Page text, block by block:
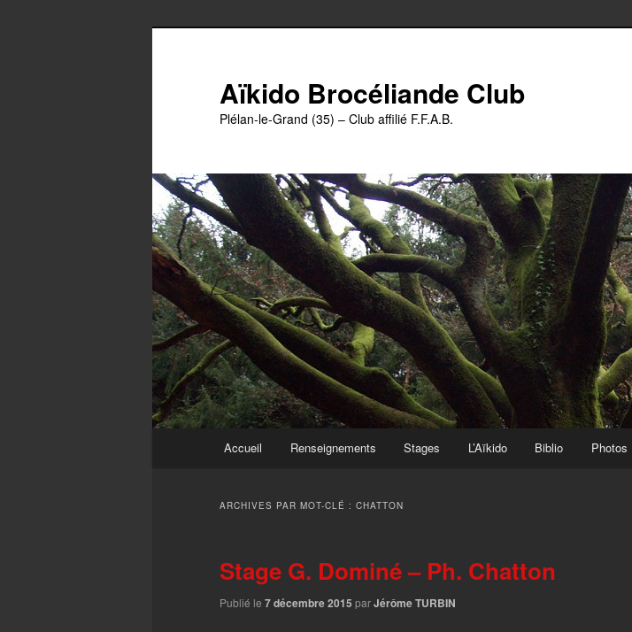
Aïkido Brocéliande Club
Plélan-le-Grand (35) – Club affilié F.F.A.B.
Accueil Renseignements Stages L’Aïkido Biblio Photos
ARCHIVES PAR MOT-CLÉ : CHATTON
Stage G. Dominé – Ph. Chatton
Publié le 7 décembre 2015 parJérôme TURBIN